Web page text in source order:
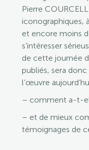
Pierre
iconographiques,
et encore moins
s’intéresser
de cette journée
publiés, sera
l’œuvre
– comment a-t-
– et de mieux
témoignages de